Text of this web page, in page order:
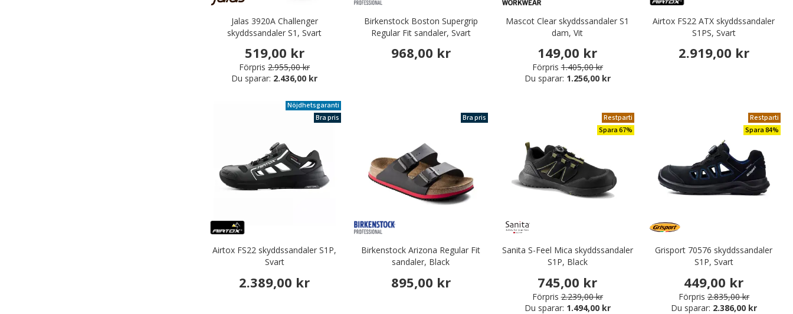
Jalas 3920A Challenger
skyddssandaler S1, Svart
519,00 kr
Förpris 2.955,00 kr
Du sparar: 2.436,00 kr
Birkenstock Boston Supergrip
Regular Fit sandaler, Svart
968,00 kr
Mascot Clear skyddssandaler S1
dam, Vit
149,00 kr
Förpris 1.405,00 kr
Du sparar: 1.256,00 kr
Airtox FS22 ATX skyddssandaler
S1PS, Svart
2.919,00 kr
Nöjdhetsgaranti
Bra pris
Airtox FS22 skyddssandaler S1P,
Svart
2.389,00 kr
Bra pris
Birkenstock Arizona Regular Fit
sandaler, Black
895,00 kr
Restparti
Spara 67%
Sanita S-Feel Mica skyddssandaler
S1P, Black
745,00 kr
Förpris 2.239,00 kr
Du sparar: 1.494,00 kr
Restparti
Spara 84%
Grisport 70576 skyddssandaler
S1P, Svart
449,00 kr
Förpris 2.835,00 kr
Du sparar: 2.386,00 kr